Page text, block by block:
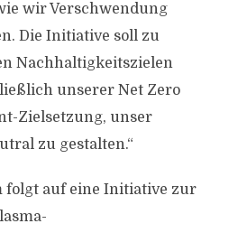
wir Verschwendung
Die Initiative soll zu
Nachhaltigkeitszielen
unserer Net Zero
Zielsetzung, unser
zu gestalten.“
folgt auf eine Initiative zur